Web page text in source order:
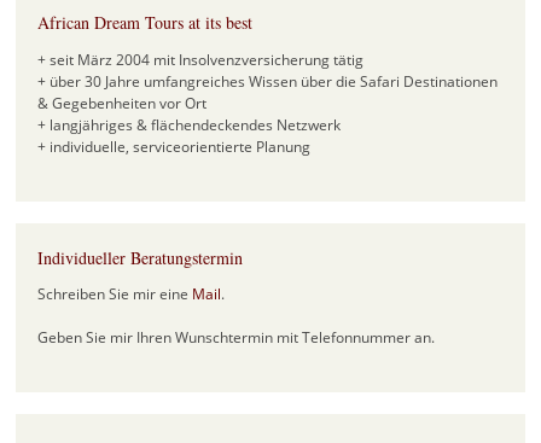
African Dream Tours at its best
+ seit März 2004 mit Insolvenzversicherung tätig
+ über 30 Jahre umfangreiches Wissen über die Safari Destinationen
& Gegebenheiten vor Ort
+ langjähriges & flächendeckendes Netzwerk
+ individuelle, serviceorientierte Planung
Individueller Beratungstermin
Schreiben Sie mir eine Mail.
Geben Sie mir Ihren Wunschtermin mit Telefonnummer an.